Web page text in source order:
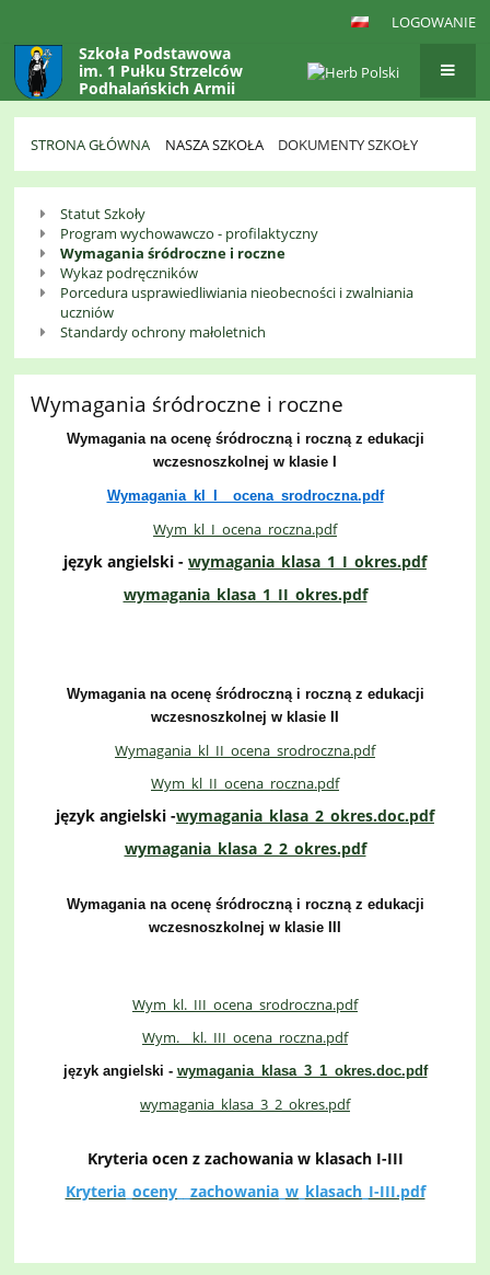
LOGOWANIE
Szkoła Podstawowa
im. 1 Pułku Strzelców
Podhalańskich Armii
Krajowej
w Gaboniu
STRONA GŁÓWNA NASZA SZKOŁA DOKUMENTY SZKOŁY
Dokumenty
SzkołyStatut Szkoły
Program wychowawczo - profilaktyczny
Wymagania śródroczne i roczne
Wykaz podręczników
Porcedura usprawiedliwiania nieobecności i zwalniania
uczniów
Standardy ochrony małoletnich
Wymagania śródroczne i roczne
Wymagania na ocenę śródroczną i roczną z edukacji
wczesnoszkolnej w klasie I
Wymagania_kl_I__ocena_srodroczna.pdf
Wym_kl_I_ocena_roczna.pdf
język angielski - wymagania_klasa_1_I_okres.pdf
wymagania_klasa_1_II_okres.pdf
Wymagania na ocenę śródroczną i roczną z edukacji
wczesnoszkolnej w klasie II
Wymagania_kl_II_ocena_srodroczna.pdf
Wym_kl_II_ocena_roczna.pdf
język angielski -wymagania_klasa_2_okres.doc.pdf
wymagania_klasa_2_2_okres.pdf
Wymagania na ocenę śródroczną i roczną z edukacji
wczesnoszkolnej w klasie III
Wym_kl._III_ocena_srodroczna.pdf
Wym.__kl._III_ocena_roczna.pdf
język angielski - wymagania_klasa_3_1_okres.doc.pdf
wymagania_klasa_3_2_okres.pdf
Kryteria ocen z zachowania w klasach I-III
Kryteria_oceny__zachowania_w_klasach_I-III.pdf